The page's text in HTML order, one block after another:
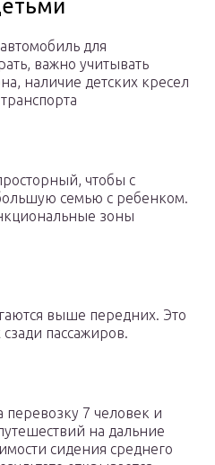
для
важно учитывать
наличие детских кресел
чтобы с
семью с ребенком.
зоны
выше передних. Это
пассажиров.
перевозку 7 человек и
на дальние
сидения среднего